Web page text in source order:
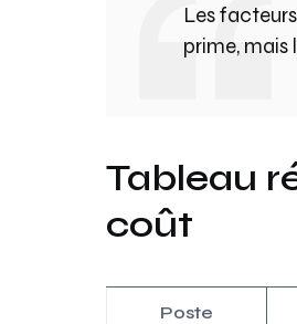
Les
prime,
Tableau
coût
Poste